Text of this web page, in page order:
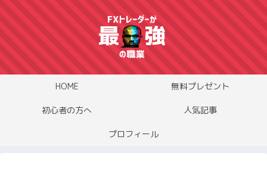
HOME 無料プレゼント
初心者の方へ 人気記事
プロフィール